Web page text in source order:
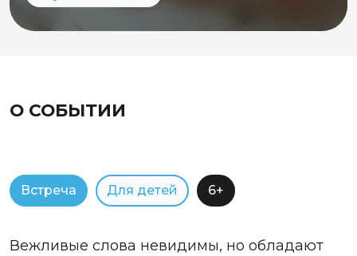
О СОБЫТИИ
Встреча Для детей 6+
Вежливые слова невидимы, но обладают